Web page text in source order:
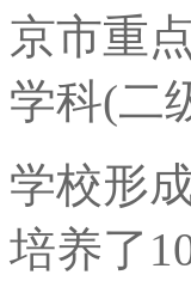
京市重
学科(二
学校形
培养了